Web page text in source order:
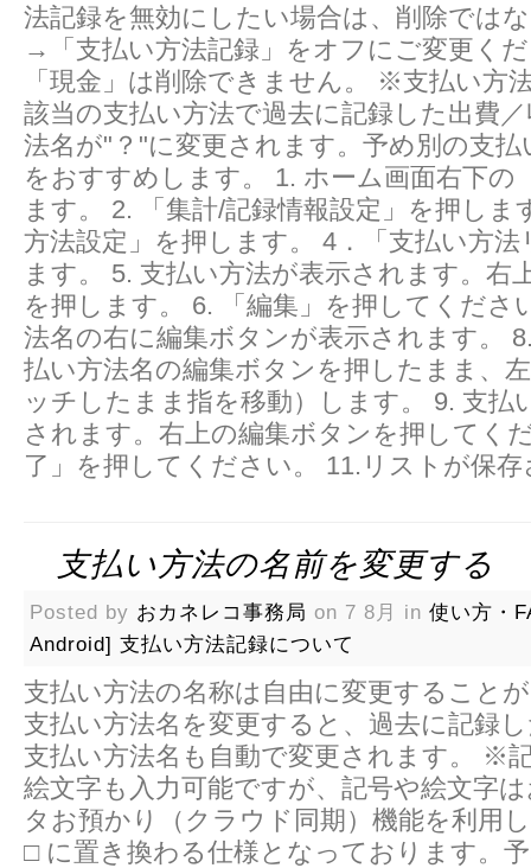
法記録を無効にしたい場合は、削除では
→「支払い方法記録」をオフにご変更く
「現金」は削除できません。 ※支払い方
該当の支払い方法で過去に記録した出費
法名が"？"に変更されます。予め別の支払
をおすすめします。 1. ホーム画面右下の
ます。 2. 「集計/記録情報設定」を押しま
方法設定」を押します。 4．「支払い方
ます。 5. 支払い方法が表示されます。右
を押します。 6. 「編集」を押してくださ
法名の右に編集ボタンが表示されます。
払い方法名の編集ボタンを押したまま、
ッチしたまま指を移動）します。 9. 支払
されます。右上の編集ボタンを押してく
了」を押してください。 11.リストが保
支払い方法の名前を変更する
Posted by おカネレコ事務局 on 7 8月 in 使い方・
Android] 支払い方法記録について
支払い方法の名称は自由に変更すること
支払い方法名を変更すると、過去に記録
支払い方法名も自動で変更されます。 ※
絵文字も入力可能ですが、記号や絵文字
タお預かり（クラウド同期）機能を利用
□ に置き換わる仕様となっております。